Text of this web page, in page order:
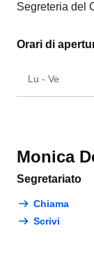
Segreteria del
Orari di
Lu - Ve
Monica
Segretariato
Chiama
Scrivi